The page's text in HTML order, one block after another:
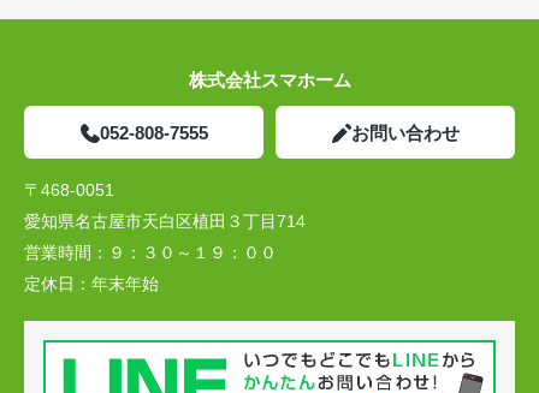
株式会社スマホーム
052-808-7555 お問い合わせ
〒468-0051
愛知県名古屋市天白区植田３丁目714
営業時間： ９：３０～１９：００
定休日： 年末年始